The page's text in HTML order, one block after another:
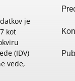
je
kot
(IDV)
vede,